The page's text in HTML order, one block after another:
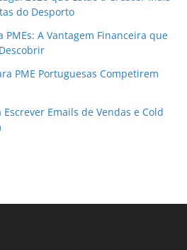
do Desporto
A Vantagem Financeira que
PME Portuguesas Competirem
Emails de Vendas e Cold